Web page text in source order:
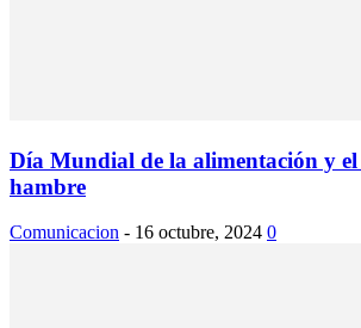
Día Mundial de la alimentación y el
hambre
Comunicacion - 16 octubre, 2024 0